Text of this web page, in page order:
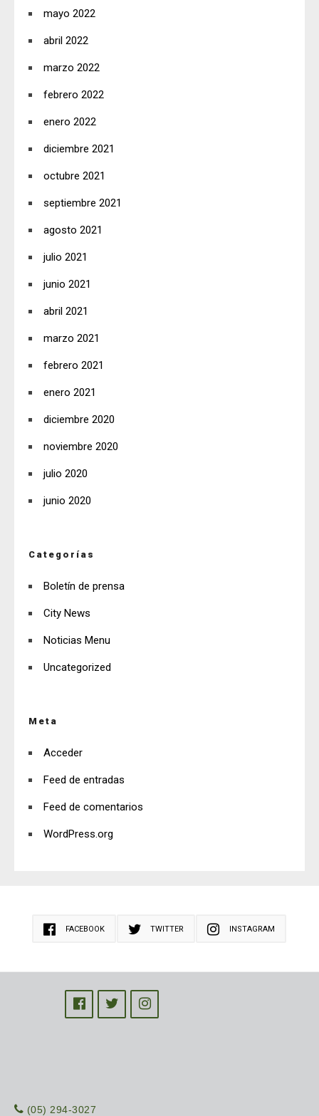
mayo 2022
abril 2022
marzo 2022
febrero 2022
enero 2022
diciembre 2021
octubre 2021
septiembre 2021
agosto 2021
julio 2021
junio 2021
abril 2021
marzo 2021
febrero 2021
enero 2021
diciembre 2020
noviembre 2020
julio 2020
junio 2020
Categorías
Boletín de prensa
City News
Noticias Menu
Uncategorized
Meta
Acceder
Feed de entradas
Feed de comentarios
WordPress.org
FACEBOOK TWITTER INSTAGRAM
(05) 294-3027